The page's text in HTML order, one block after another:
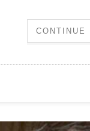
CONTINUE